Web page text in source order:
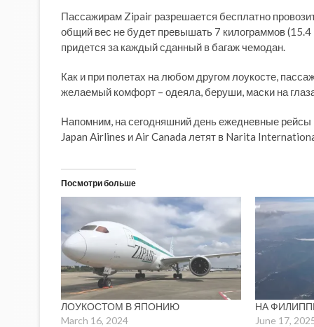
Пассажирам Zipair разрешается бесплатно
общий вес не будет превышать 7 килограммов
придется за каждый сданный в багаж чемодан.
Как и при полетах на любом другом лоукосте,
желаемый комфорт – одеяла, беруши, маски на
Напомним, на сегодняшний день ежедневные
Japan Airlines и Air Canada летят в Narita
Посмотри больше
ЛОУКОСТОМ В ЯПОНИЮ
March 16, 2024
НА
June 17,